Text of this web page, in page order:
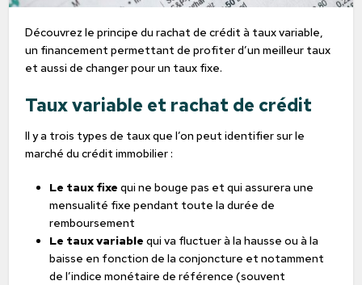
Découvrez le principe du rachat de crédit à taux variable,
un financement permettant de profiter d’un meilleur taux
et aussi de changer pour un taux fixe.
Taux variable et rachat de crédit
Il y a trois types de taux que l’on peut identifier sur le
marché du crédit immobilier :
Le taux fixe qui ne bouge pas et qui assurera une
mensualité fixe pendant toute la durée de
remboursement
Le taux variablequi va fluctuer à la hausse ou à la
baisse en fonction de la conjoncture et notamment
de l’indice monétaire de référence (souvent